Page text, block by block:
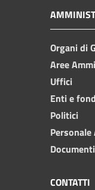
Organi di
Aree
Uffici
Enti e
Politici
CONTATTI